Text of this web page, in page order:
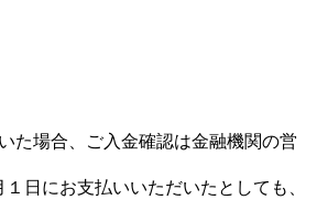
た場合、ご入金確認は金融機関の営
日にお支払いいただいたとしても、